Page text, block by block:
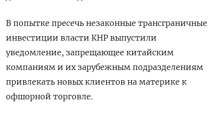
В попытке пресечь незаконные трансграничные
инвестиции власти КНР выпустили
уведомление, запрещающее китайским
компаниям и их зарубежным подразделениям
привлекать новых клиентов на материке к
офшорной торговле.